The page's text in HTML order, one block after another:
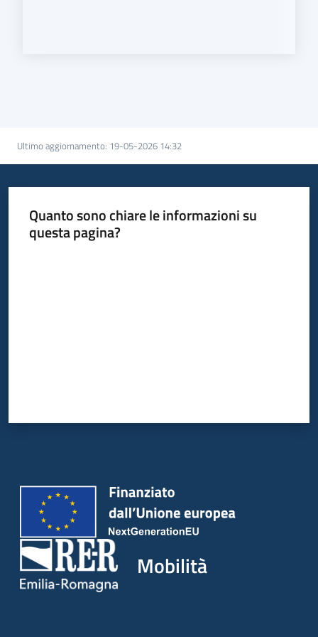
Ultimo aggiornamento: 19-05-2026 14:32
Quanto sono chiare le informazioni su
questa pagina?
Mobilità